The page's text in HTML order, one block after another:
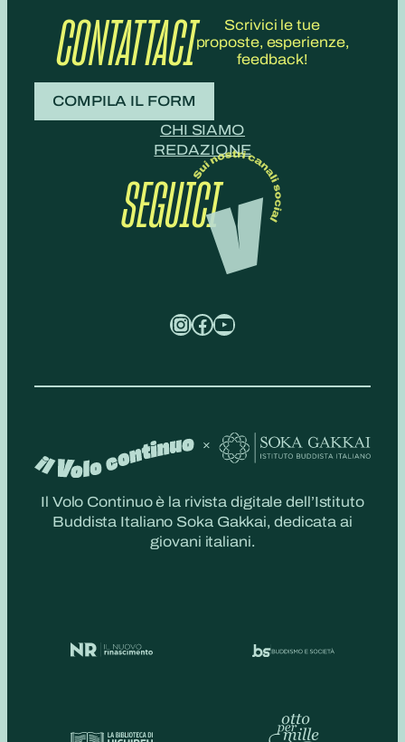
CONTATTACI
Scrivici le tue
proposte, esperienze,
feedback!
COMPILA IL FORM
CHI SIAMO
REDAZIONE
SEGUICI
InstagramFacebook YouTube
Il Volo Continuo è la rivista digitale dell’Istituto
Buddista Italiano Soka Gakkai, dedicata ai
giovani italiani.